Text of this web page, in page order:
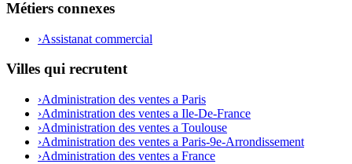
Métiers connexes
›Assistanat commercial
Villes qui recrutent
›Administration des ventes a Paris
›Administration des ventes a Ile-De-France
›Administration des ventes a Toulouse
›Administration des ventes a Paris-9e-Arrondissement
›Administration des ventes a France